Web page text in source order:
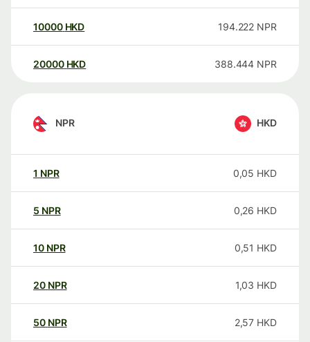
10000 HKD 194.222 NPR
20000 HKD 388.444 NPR
NPR HKD
1 NPR 0,05 HKD
5 NPR 0,26 HKD
10 NPR 0,51 HKD
20 NPR 1,03 HKD
50 NPR 2,57 HKD